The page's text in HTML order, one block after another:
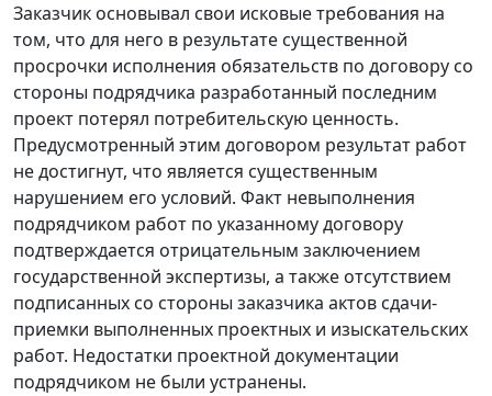
Заказчик основывал свои исковые требования на
том, что для него в результате существенной
просрочки исполнения обязательств по договору со
стороны подрядчика разработанный последним
проект потерял потребительскую ценность.
Предусмотренный этим договором результат работ
не достигнут, что является существенным
нарушением его условий. Факт невыполнения
подрядчиком работ по указанному договору
подтверждается отрицательным заключением
государственной экспертизы, а также отсутствием
подписанных со стороны заказчика актов сдачи-
приемки выполненных проектных и изыскательских
работ. Недостатки проектной документации
подрядчиком не были устранены.